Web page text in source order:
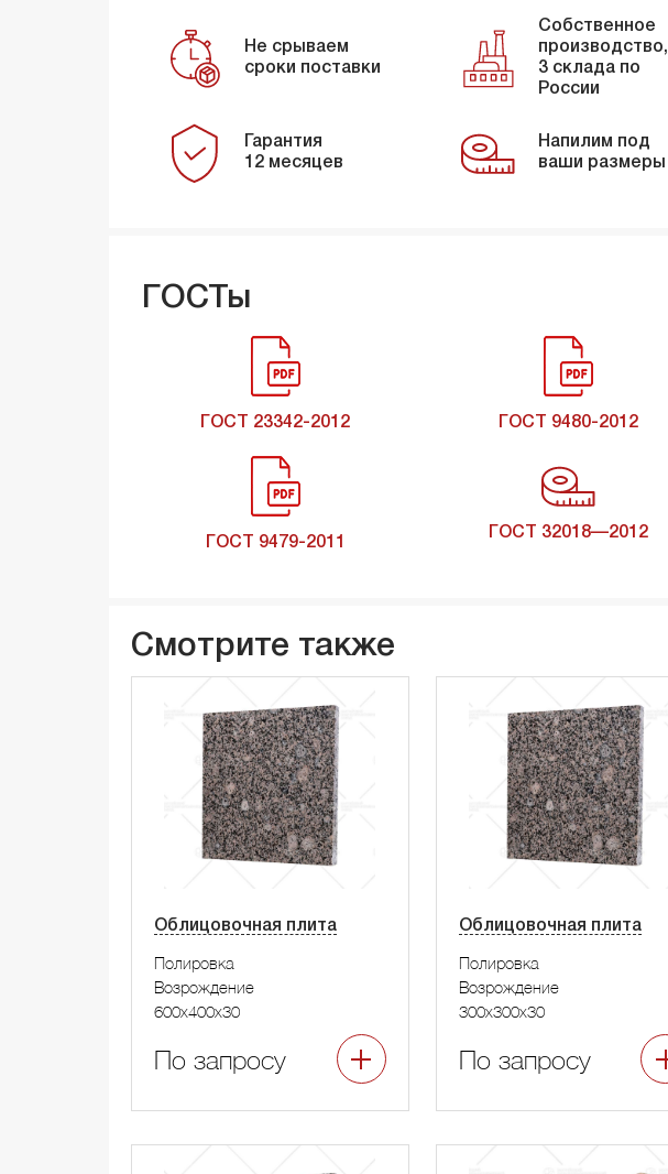
Не срываем
сроки поставки
Собственное
производство,
3 склада по
России
Гарантия
12 месяцев
Напилим под
ваши размеры
ГОСТы
ГОСТ 23342-2012 ГОСТ 9480-2012
ГОСТ 9479-2011
ГОСТ 32018—2012
Смотрите также
Облицовочная плита
Полировка
Возрождение
600x400x30
По запросу
Облицовочная плита
Полировка
Возрождение
300x300x30
По запросу